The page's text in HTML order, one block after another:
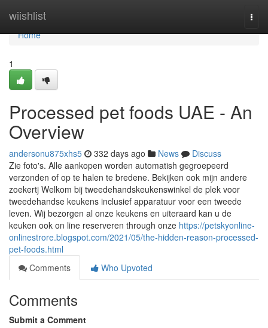
wiishlist
Home
Home
1
Processed pet foods UAE - An
Overview
andersonu875xhs5 332 days ago News
Discuss
Zie foto's. Alle aankopen worden automatish gegroepeerd
verzonden of op te halen te bredene. Bekijken ook mijn andere
zoekertj Welkom bij tweedehandskeukenswinkel de plek voor
tweedehandse keukens inclusief apparatuur voor een tweede
leven. Wij bezorgen al onze keukens en uiteraard kan u de
keuken ook on line reserveren through onze https://petskyonline-
onlinestrore.blogspot.com/2021/05/the-hidden-reason-processed-
pet-foods.html
Comments
Who Upvoted
Comments
Submit a Comment